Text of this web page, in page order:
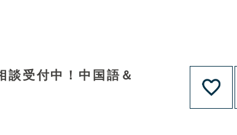
談受付中！中国語＆